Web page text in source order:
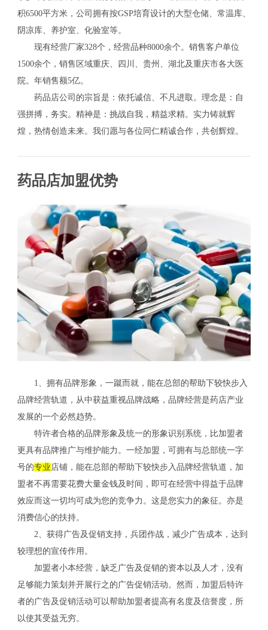
积6500平方米，公司拥有按GSP培育设计的大型仓储、常温库、
阴凉库、养护室、化验室等。
现有经营厂家328个，经营品种8000余个。销售客户单位
1500余个，销售区域重庆、四川、贵州、湖北及重庆市各大医
院。年销售额5亿。
药品店公司的宗旨是：依托诚信、不凡进取。理念是：自
强拼搏，务实。精神是：挑战自我，精益求精。实力铸就辉
煌，热情创造未来。我们愿与各位同仁精诚合作，共创辉煌。
药品店加盟优势
1、拥有品牌形象，一蹴而就，能在总部的帮助下较快步入
品牌经营轨道，从中获益重视品牌战略，品牌经营是药店产业
发展的一个必然趋势。
特许者合格的品牌形象及统一的形象识别系统，比加盟者
更具有品牌推广与维护能力。一经加盟，可拥有与总部统一字
号的专业店铺，能在总部的帮助下较快步入品牌经营轨道，加
盟者不再需要花费大量金钱及时间，即可在经营中得益于品牌
效应而这一切均可成为您的竞争力。这是您实力的象征。亦是
消费信心的扶持。
2、获得广告及促销支持，兵团作战，减少广告成本，达到
较理想的宣传作用。
加盟者小本经营，缺乏广告及促销的资本以及人才，没有
足够能力策划并开展行之的广告促销活动。然而，加盟后特许
者的广告及促销活动可以帮助加盟者提高有名度及信誉度，所
以使其受益无穷。